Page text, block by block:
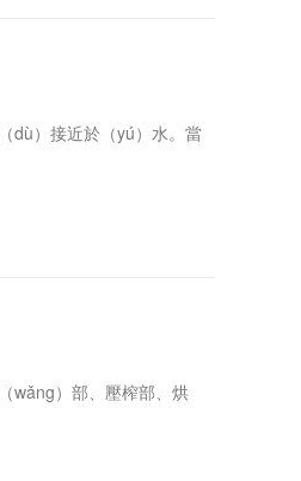
）接近於（yú）水。當
wǎng）部、壓榨部、烘